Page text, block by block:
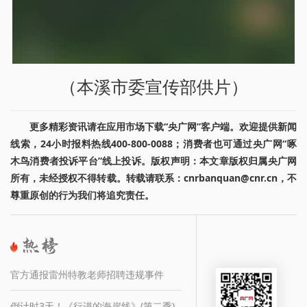
（本溪市委宣传部供片）
更多精彩资讯请在应用市场下载“央广网”客户端。欢迎提供新闻
线索，24小时报料热线400-800-0088；消费者也可通过央广网“啄
木鸟消费者投诉平台”线上投诉。版权声明：本文章版权归属央广网
所有，未经授权不得转载。转载请联系：cnrbanquan@cnr.cn，不
尊重原创的行为我们将追究责任。
官方通报雷州特教老师招聘违规事件